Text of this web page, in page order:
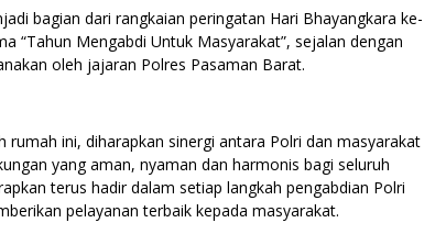
bagian dari rangkaian peringatan Hari Bhayangkara ke-
“Tahun Mengabdi Untuk Masyarakat”, sejalan dengan
oleh jajaran Polres Pasaman Barat.
rumah ini, diharapkan sinergi antara Polri dan masyarakat
yang aman, nyaman dan harmonis bagi seluruh
terus hadir dalam setiap langkah pengabdian Polri
pelayanan terbaik kepada masyarakat.